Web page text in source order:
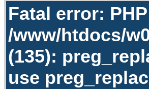
Fatal error:
/www/htdocs/
(135):
use